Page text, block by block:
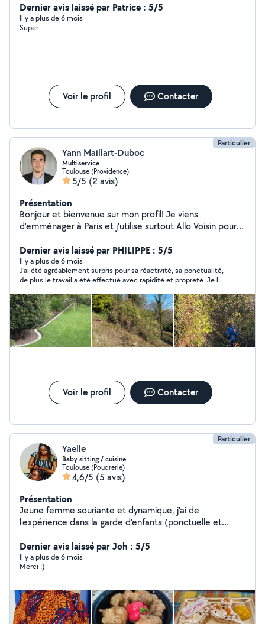
Dernier avis laissé par Patrice : 5/5
Il y a plus de 6 mois
Super
Voir le profil Contacter
Particulier
Yann Maillart-Duboc
Multiservice
Toulouse (Providence)
5/5 (2 avis)
Présentation
Bonjour et bienvenue sur mon profil! Je viens
d'emménager à Paris et j'utilise surtout Allo Voisin pour
moment je cherche surtout des bras et quelqu'un
disposant d'un utilitaire pour déplacer un canapé ou des
meubles, mais je peux aussi dépanner sur quelques
sujets. Je bricole un peu de tout : petites réparations,
montage, informatique, domotique, etc. Je bosse aussi
dans l'automatisation et l'intelligence artificielle, donc si
quelqu'un veut optimiser un process ou automatiser un
truc, je peux aider. Toujours partant pour échanger un
service, un conseil, ou juste rencontrer des gens sympas
Dernier avis laissé par PHILIPPE : 5/5
Il y a plus de 6 mois
J'ai été agréablement surpris pour sa réactivité, sa ponctualité,
de plus le travail a été effectué avec rapidité et propreté. Je le
Voir le profil Contacter
Particulier
Yaelle
Baby sitting / cuisine
Toulouse (Poudrerie)
4,6/5 (5 avis)
Présentation
Jeune femme souriante et dynamique, j'ai de
l'expérience dans la garde d'enfants (ponctuelle et
au collège, dans le milieu associatif et chez les
particuliers).
Dernier avis laissé par Joh : 5/5
Il y a plus de 6 mois
Merci :)